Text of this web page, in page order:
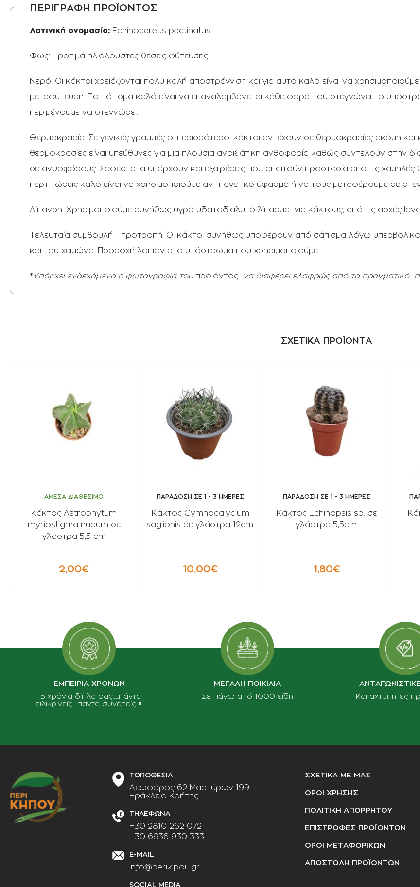
ΠΕΡΙΓΡΑΦΗ ΠΡΟΪΟΝΤΟΣ
Λατινική ονομασία: Echinocereus pectinatus
Φως: Προτιμά ηλιόλουστες θέσεις φύτευσης.
Νερό: Οι κάκτοι χρειάζονται πολύ καλή αποστράγγιση και για αυτό καλό είναι να
μεταφύτευση. Το πότισμα καλό είναι να επαναλαμβάνεται κάθε φορά που στεγνώνει το
περιμένουμε να στεγνώσει.
Θερμοκρασία: Σε γενικές γραμμές οι περισσότεροι κάκτοι αντέχουν σε θερμοκρασίες ακόμη
θερμοκρασίες είναι υπεύθυνες για μια πλούσια ανοιξιάτικη ανθοφορία καθώς συντελούν
σε ανθοφόρους. Σαφέστατα υπάρχουν και εξαιρέσεις που απαιτούν προστασία από τις χαμηλές
περιπτώσεις καλό είναι να χρησιμοποιούμε αντιπαγετικό ύφασμα ή να τους μεταφέρουμε σε
Λίπανση: Χρησιμοποιούμε συνήθως υγρό υδατοδιαλυτό λίπασμα για κάκτους, από τις αρχές
Τελευταία συμβουλή - προτροπή: Οι κάκτοι συνήθως υποφέρουν από σάπισμα λόγω
και του χειμώνα. Προσοχή λοιπόν στο υπόστρωμα που χρησιμοποιούμε.
* Υπάρχει ενδεχόμενο η φωτογραφία του προϊόντος να διαφέρει ελαφρώς από το πραγματικό
ΣΧΕΤΙΚΑ ΠΡΟΪΟΝΤΑ
ΑΜΕΣΑ ΔΙΑΘΕΣΙΜΟ
Κάκτος Astrophytum
myriostigma nudum σε
γλάστρα 5,5 cm
2,00€
ΠΑΡΑΔΟΣΗ ΣΕ 1 - 3 ΗΜΕΡΕΣ
Κάκτος Gymnocalycium
saglionis σε γλάστρα 12cm.
10,00€
ΠΑΡΑΔΟΣΗ ΣΕ 1 - 3 ΗΜΕΡΕΣ
Κάκτος Echinopsis sp. σε
γλάστρα 5,5cm.
1,80€
ΕΜΠΕΙΡΙΑ ΧΡΟΝΩΝ
15 χρόνια δίπλα σας......πάντα
ειλικρινείς.....παντα συνεπείς !!!
ΜΕΓΑΛΗ ΠΟΙΚΙΛΙΑ
Σε πάνω από 1000 είδη
Και αχτύπητες
ΤΟΠΟΘΕΣΙΑ
Λεωφόρος 62 Μαρτύρων 199,
Ηράκλειο Κρήτης
ΤΗΛΕΦΩΝΑ
+30 2810 262 072
+30 6936 930 333
E-MAIL
info@perikipou.gr
SOCIAL MEDIA
ΣΧΕΤΙΚΑ ΜΕ ΜΑΣ
ΟΡΟΙ ΧΡΗΣΗΣ
ΠΟΛΙΤΙΚΗ ΑΠΟΡΡΗΤΟΥ
ΕΠΙΣΤΡΟΦΕΣ ΠΡΟΪΟΝΤΩΝ
ΟΡΟΙ ΜΕΤΑΦΟΡΙΚΩΝ
ΑΠΟΣΤΟΛΗ ΠΡΟΪΟΝΤΩΝ